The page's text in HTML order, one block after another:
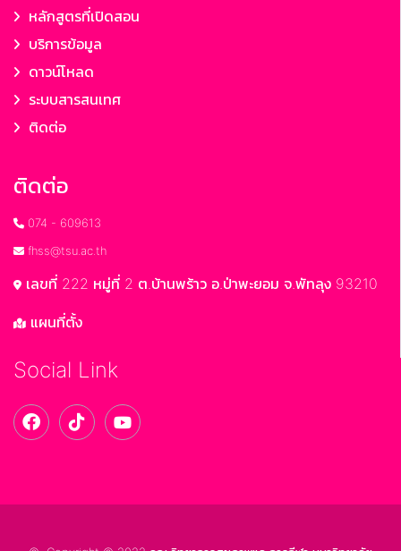
หลักสูตรที่เปิดสอน
บริการข้อมูล
ดาวน์โหลด
ระบบสารสนเทศ
ติดต่อ
ติดต่อ
074 - 609613
fhss@tsu.ac.th
เลขที่ 222 หมู่ที่ 2 ต.บ้านพร้าว อ.ป่าพะยอม จ.พัทลุง 93210
แผนที่ตั้ง
Social Link